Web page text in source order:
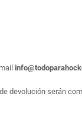
devolución serán